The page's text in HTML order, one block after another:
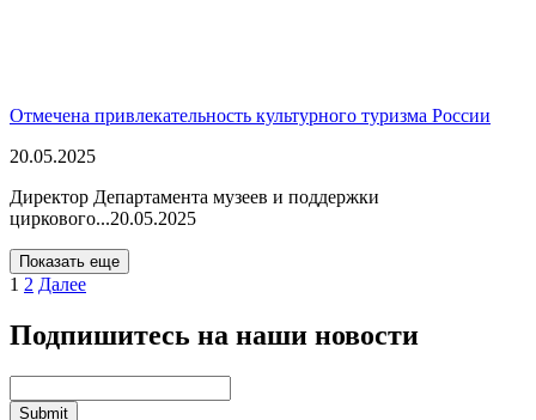
Отмечена привлекательность культурного туризма России
20.05.2025
Директор Департамента музеев и поддержки
циркового...20.05.2025
Показать еще
1 2 Далее
Подпишитесь на наши новости